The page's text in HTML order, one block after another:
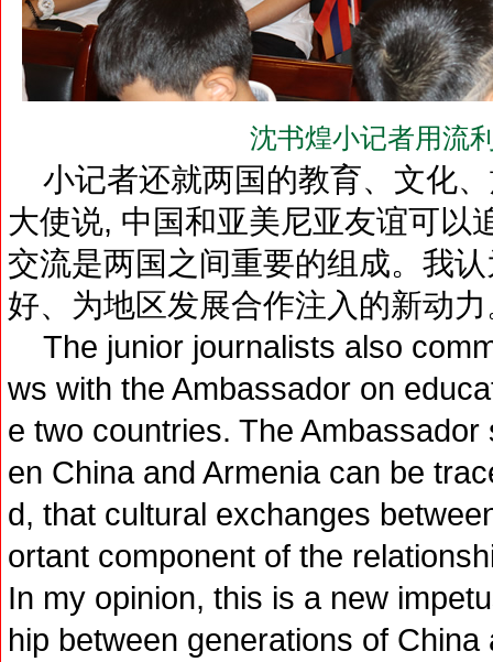
沈书煌小记者用流
小记者还就两国的教育、文化
大使说, 中国和亚美尼亚友谊可以
交流是两国之间重要的组成。我
好、为地区发展合作注入的新动
The junior journalists also
ws with the Ambassador on
e two countries. The
en China and Armenia can be
d, that cultural exchanges
ortant component of the
In my opinion, this is a new
hip between generations of